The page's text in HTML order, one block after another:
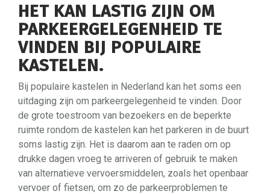
HET KAN LASTIG ZIJN OM
PARKEERGELEGENHEID TE
VINDEN BIJ POPULAIRE
KASTELEN.
Bij populaire kastelen in Nederland kan het soms een
uitdaging zijn om parkeergelegenheid te vinden. Door
de grote toestroom van bezoekers en de beperkte
ruimte rondom de kastelen kan het parkeren in de buurt
soms lastig zijn. Het is daarom aan te raden om op
drukke dagen vroeg te arriveren of gebruik te maken
van alternatieve vervoersmiddelen, zoals het openbaar
vervoer of fietsen, om zo de parkeerproblemen te